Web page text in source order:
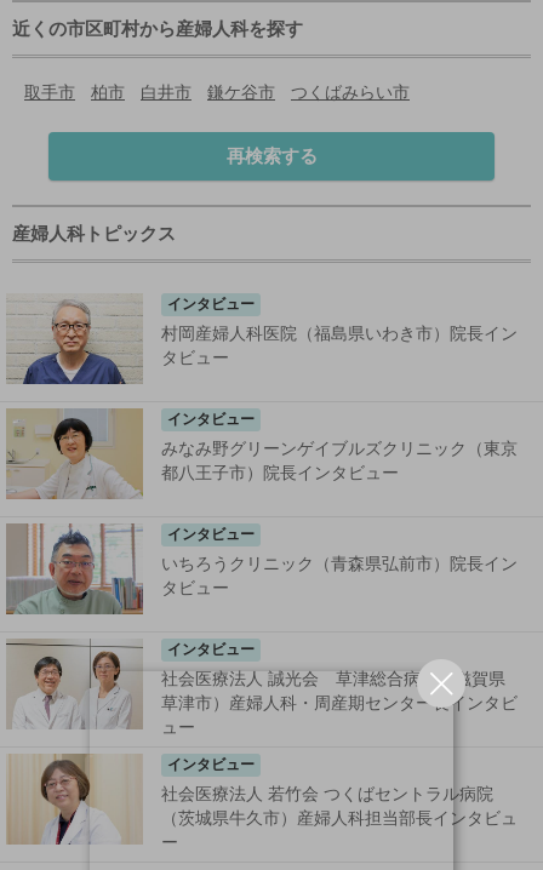
近くの市区町村から産婦人科を探す
取手市 柏市 白井市 鎌ケ谷市 つくばみらい市
再検索する
産婦人科トピックス
インタビュー
村岡産婦人科医院（福島県いわき市）院長イン
タビュー
インタビュー
みなみ野グリーンゲイブルズクリニック（東京
都八王子市）院長インタビュー
インタビュー
いちろうクリニック（青森県弘前市）院長イン
タビュー
インタビュー
社会医療法人 誠光会 草津総合病院（滋賀県
草津市）産婦人科・周産期センター長インタビ
ュー
インタビュー
社会医療法人 若竹会 つくばセントラル病院
（茨城県牛久市）産婦人科担当部長インタビュ
ー